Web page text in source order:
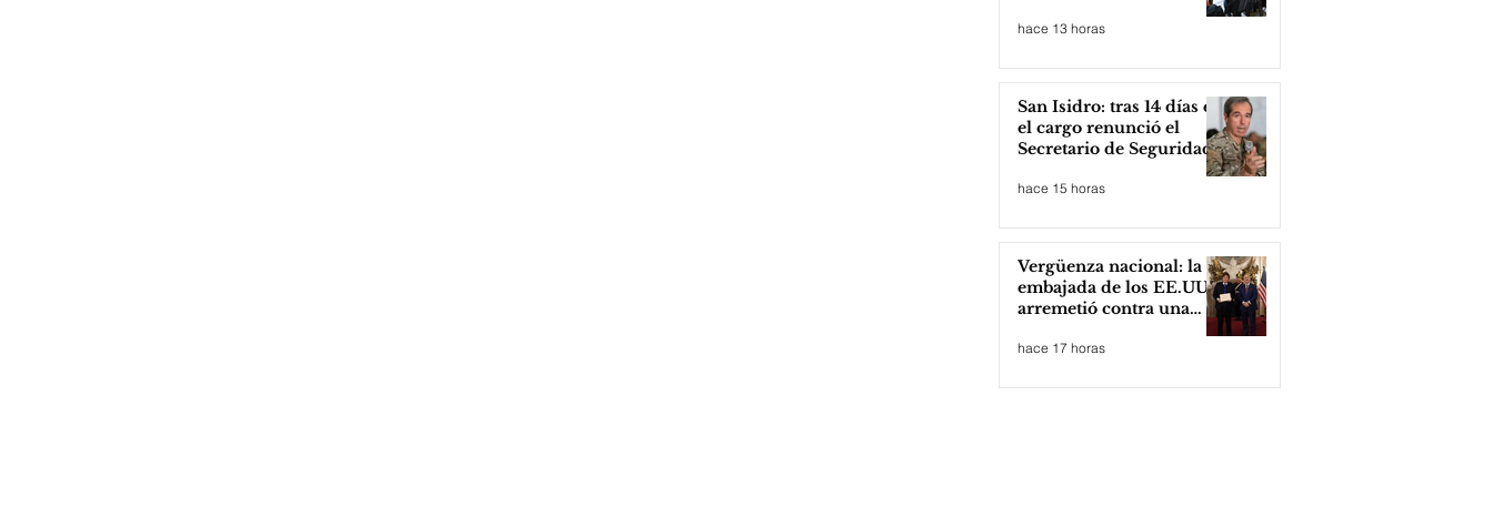
hace 13 horas
San Isidro: tras 14 días en
el cargo renunció el
Secretario de Seguridad
hace 15 horas
Vergüenza nacional: la
embajada de los EE.UU
arremetió contra una
hace 17 horas